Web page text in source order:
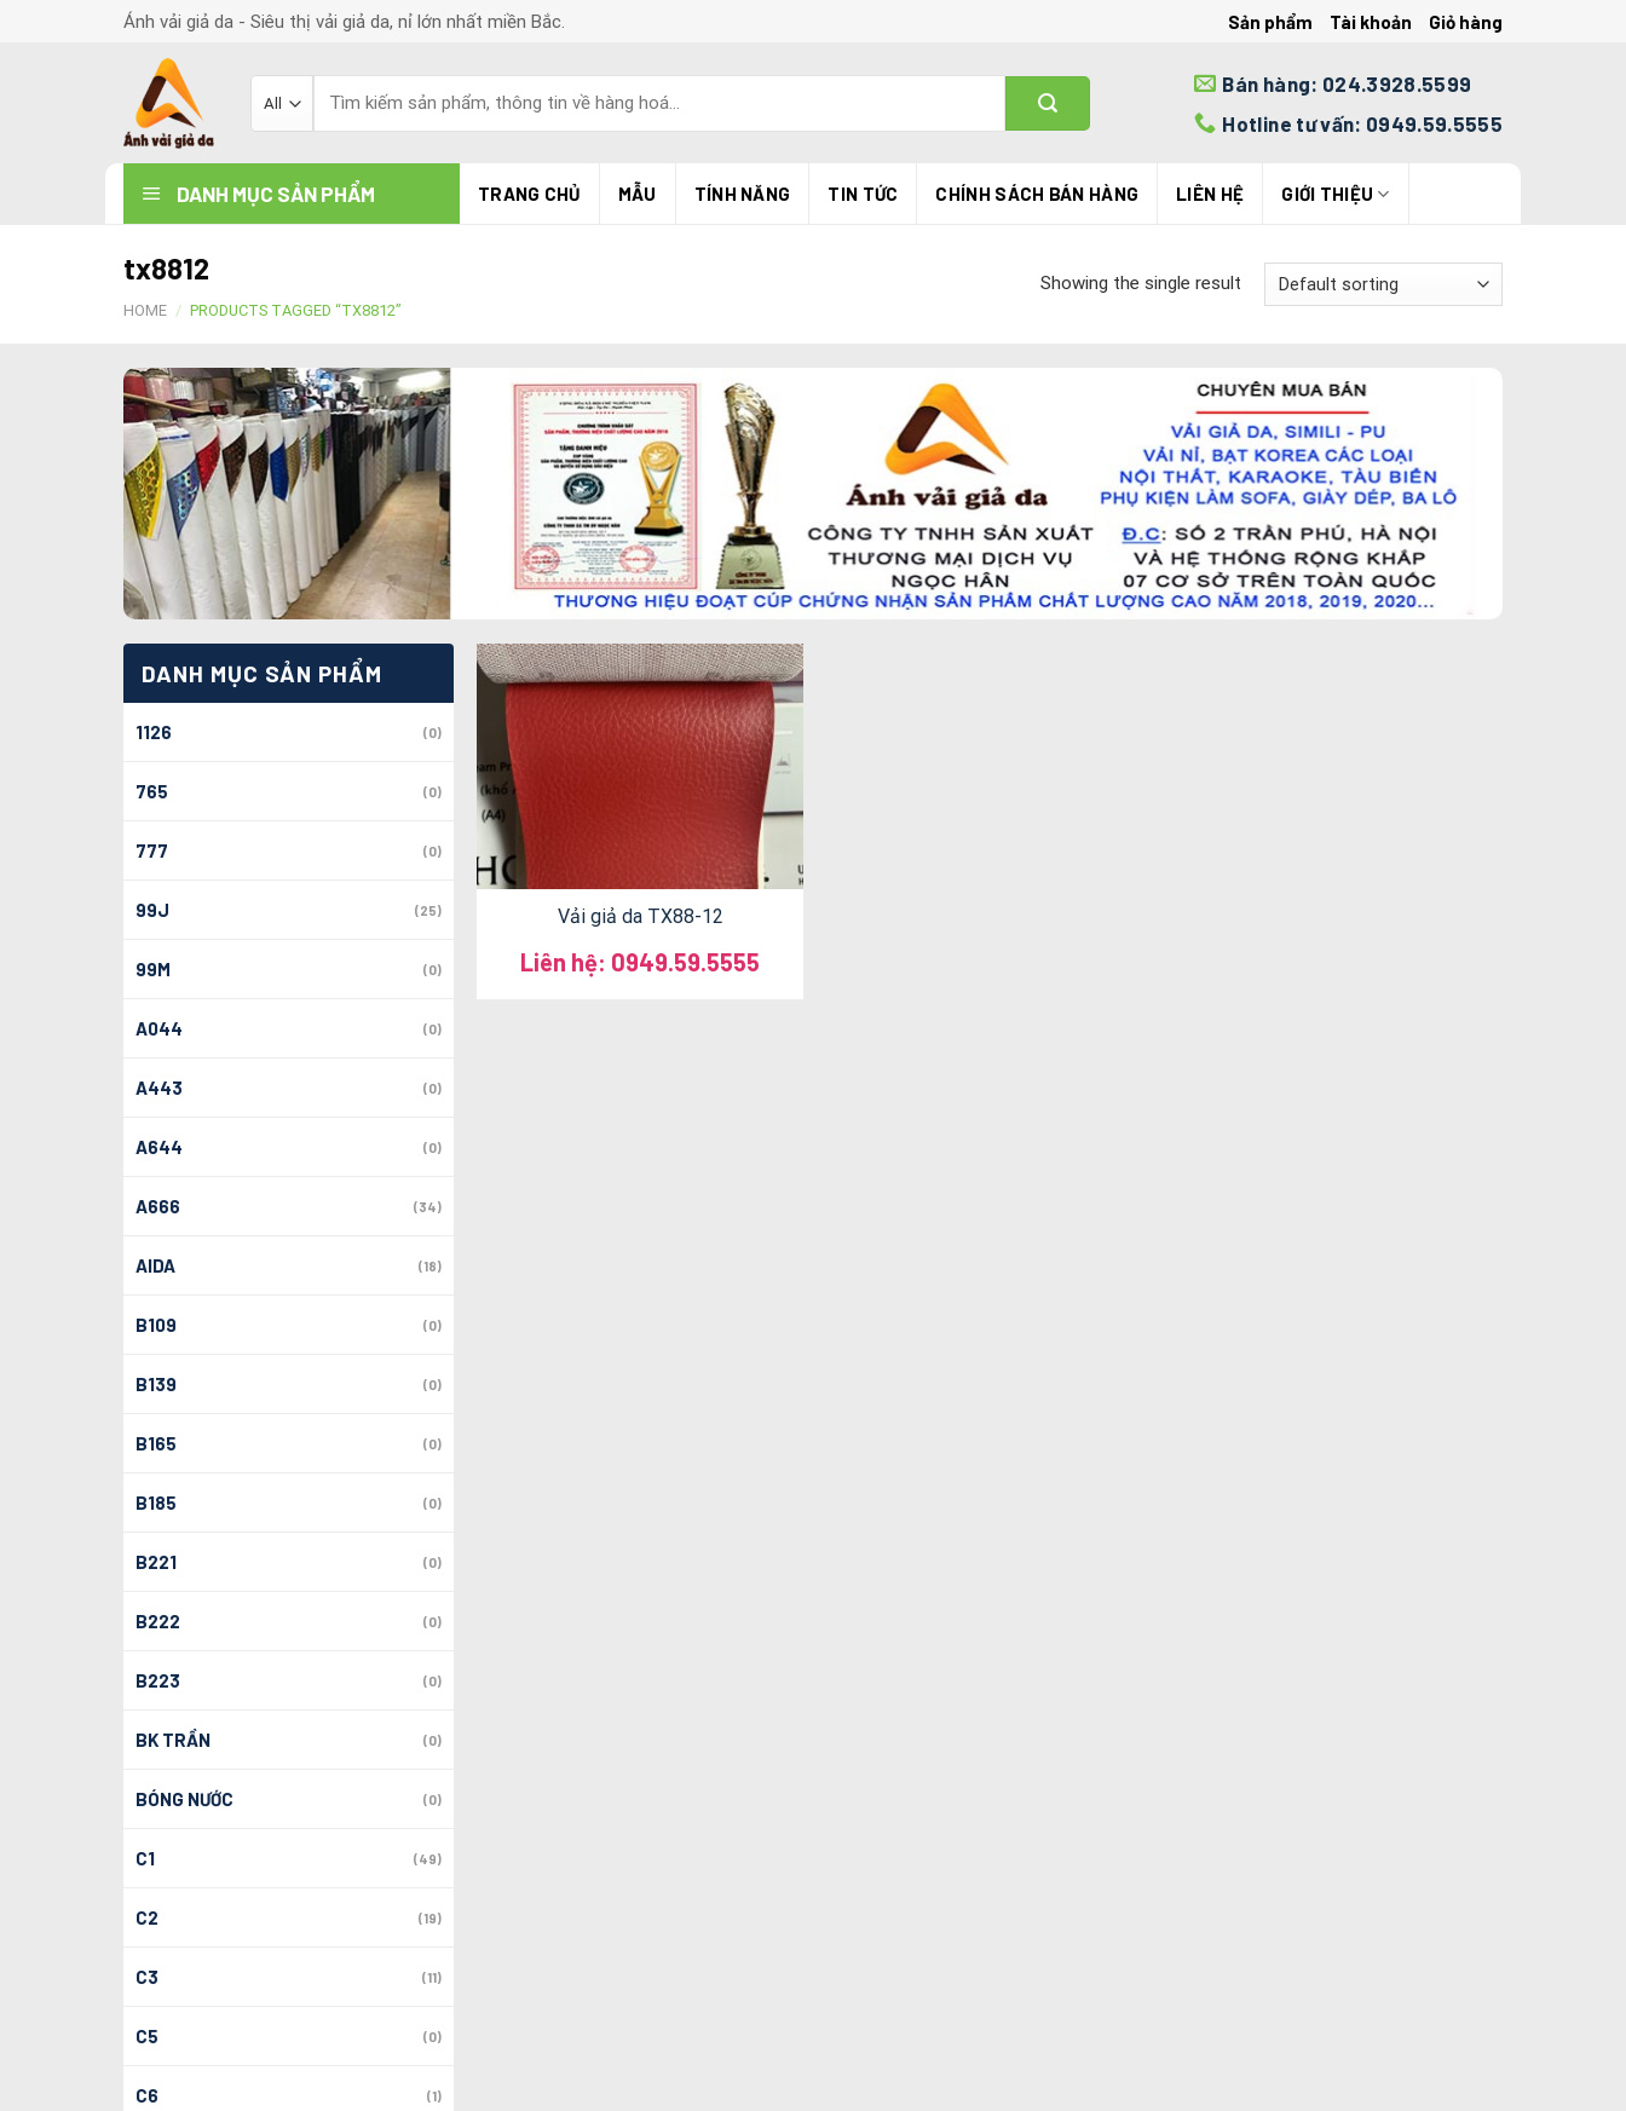
Ánh vải giả da - Siêu thị vải giả da, nỉ lớn nhất miền Bắc. Sản phẩm Tài khoản Giỏ hàng
for:
Bán hàng: 024.3928.5599
Hotline tư vấn: 0949.59.5555
DANH MỤC SẢN PHẨM TRANG CHỦ MẪU TÍNH NĂNG TIN TỨC CHÍNH SÁCH BÁN HÀNG LIÊN HỆ GIỚI THIỆU
tx8812
HOME / PRODUCTS TAGGED “TX8812”
Showing the single result
DANH MỤC SẢN PHẨM
1126 (0)
765 (0)
777 (0)
99J (25)
99M (0)
A044 (0)
A443 (0)
A644 (0)
A666 (34)
AIDA (18)
B109 (0)
B139 (0)
B165 (0)
B185 (0)
B221 (0)
B222 (0)
B223 (0)
BK TRẦN (0)
BÓNG NƯỚC (0)
C1 (49)
C2 (19)
C3 (11)
C5 (0)
C6 (1)
Vải giả da TX88-12
Liên hệ: 0949.59.5555